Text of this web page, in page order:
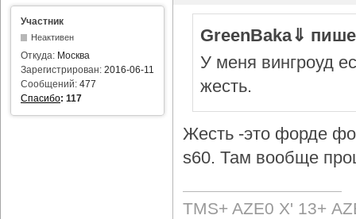
Участник
Неактивен
Откуда: Москва
Зарегистрирован: 2016-06-11
Сообщений: 477
Спасибо: 117
GreenBaka⇓
У меня вингроуд
жесть.
Жесть -это форде
s60. Там вообще
TMS+ AZE0 Х' 13+